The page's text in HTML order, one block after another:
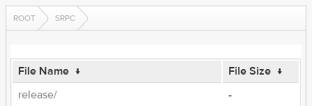
ROOT SRPC
File Name ↓ File Size ↓
release/
-